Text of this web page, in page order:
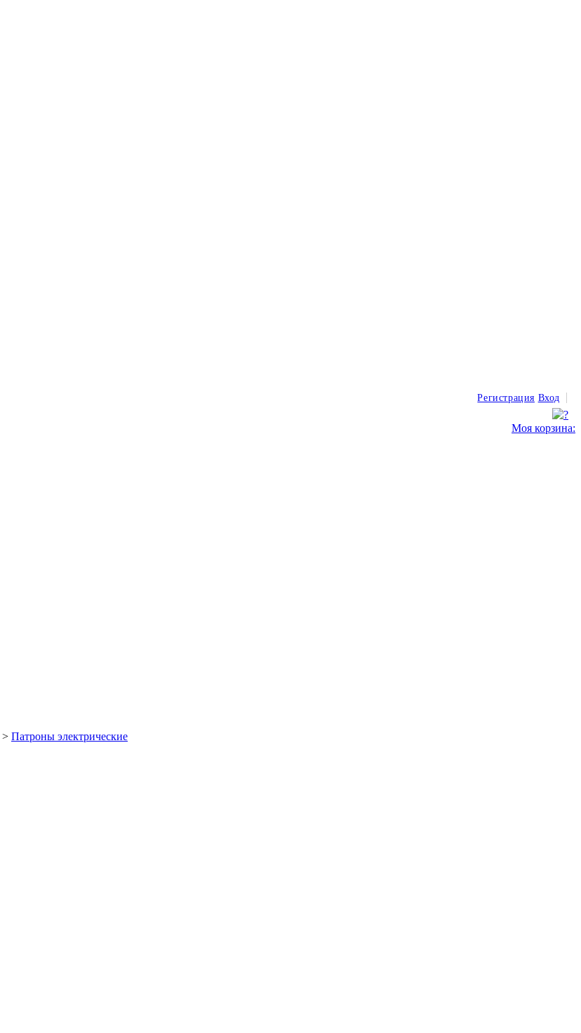
Регистрация Вход
Моя корзина:
> Патроны электрические